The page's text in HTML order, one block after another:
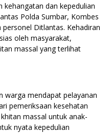
kehangatan dan kepedulian
Polda Sumbar, Kombes
Ditlantas. Kehadiran
oleh masyarakat,
massal yang terlihat
warga mendapat pelayanan
pemeriksaan kesehatan
massal untuk anak-
nyata kepedulian